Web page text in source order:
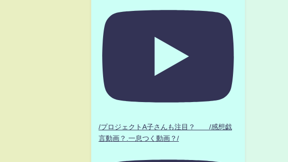
/プロジェクトA子さんも注目？ /感想戯
言動画？.一息つく動画？/